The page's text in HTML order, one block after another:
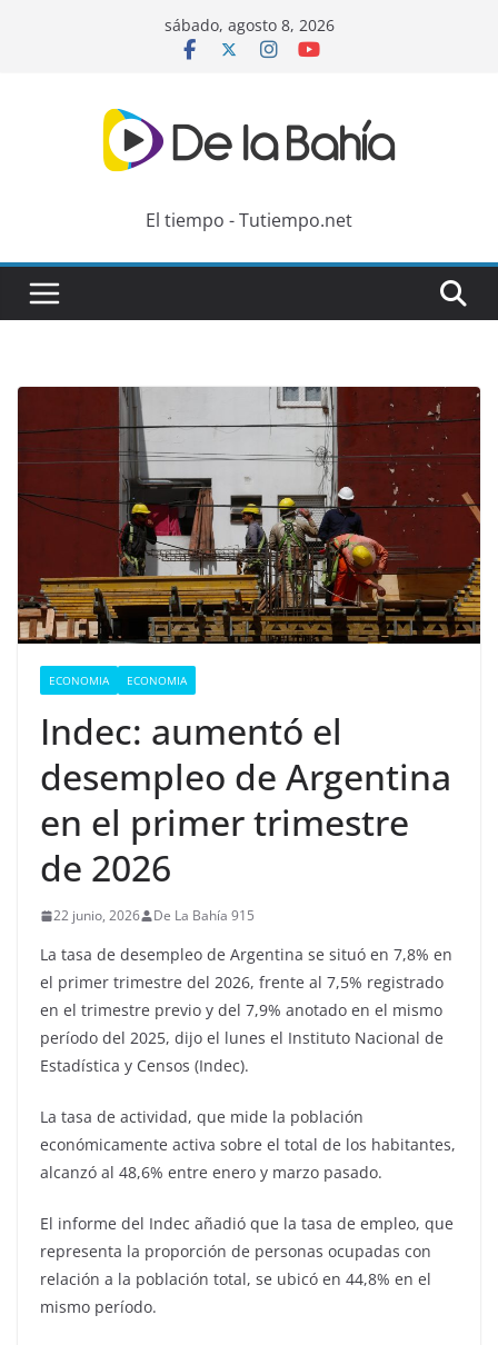
sábado, agosto 8, 2026
El tiempo - Tutiempo.net
ECONOMIA ECONOMIA
Indec: aumentó el
desempleo de Argentina
en el primer trimestre
de 2026
22 junio, 2026 De La Bahía 915
La tasa de desempleo de Argentina se situó en 7,8% en
el primer trimestre del 2026, frente al 7,5% registrado
en el trimestre previo y del 7,9% anotado en el mismo
período del 2025, dijo el lunes el Instituto Nacional de
Estadística y Censos (Indec).
La tasa de actividad, que mide la población
económicamente activa sobre el total de los habitantes,
alcanzó al 48,6% entre enero y marzo pasado.
El informe del Indec añadió que la tasa de empleo, que
representa la proporción de personas ocupadas con
relación a la población total, se ubicó en 44,8% en el
mismo período.